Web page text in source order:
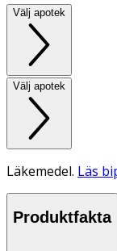
Välj apotek
Välj apotek
Läkemedel. Läs
Produktfakta